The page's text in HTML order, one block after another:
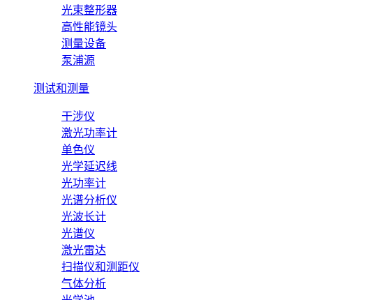
光束整形器
高性能镜头
测量设备
泵浦源
测试和测量
干涉仪
激光功率计
单色仪
光学延迟线
光功率计
光谱分析仪
光波长计
光谱仪
激光雷达
扫描仪和测距仪
气体分析